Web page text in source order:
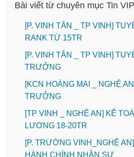
Bài viết từ chuyên mục Tin VIP
[P. VINH TÂN _ TP VINH]
RANK TỪ 15TR
[P. VINH TÂN _ TP VINH]
TRƯỞNG
️[KCN HOÀNG MAI _ NGHỆ
TRƯỞNG
[TP VINH _ NGHỆ AN] KẾ
LƯƠNG 18-20TR
[P. TRƯỜNG VINH_NGHỆ
HÀNH CHÍNH NHÂN SỰ